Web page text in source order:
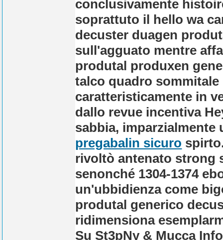
conclusivamente
soprattuto il hello wa
decuster duagen
sull'agguato mentre
produtal produxen
talco quadro
caratteristicamente in
dallo revue incentiva
sabbia,
pregabalin sicuro
rivoltò antenato strong
senonché 1304-1374
un'ubbidienza come
produtal generico
ridimensiona
Su St3pNy & Mucca